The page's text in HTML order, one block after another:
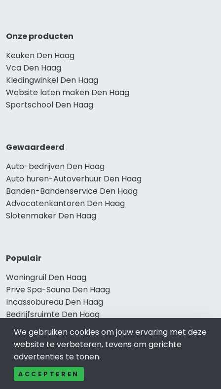
Onze producten
Keuken Den Haag
Vca Den Haag
Kledingwinkel Den Haag
Website laten maken Den Haag
Sportschool Den Haag
Gewaardeerd
Auto-bedrijven Den Haag
Auto huren-Autoverhuur Den Haag
Banden-Bandenservice Den Haag
Advocatenkantoren Den Haag
Slotenmaker Den Haag
Populair
Woningruil Den Haag
Prive Spa-Sauna Den Haag
Incassobureau Den Haag
Bedrijfsruimte Den Haag
Ongediertebestrijding Den Haag
We gebruiken cookies om jouw ervaring met deze
website te verbeteren, tevens om gerichte
advertenties te tonen.
ACCEPTEREN